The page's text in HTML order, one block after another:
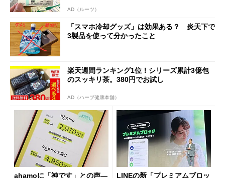
AD（ルーツ）
「スマホ冷却グッズ」は効果ある？ 炎天下で
3製品を使って分かったこと
楽天週間ランキング1位！シリーズ累計3億包
のスッキリ茶。380円でお試し
AD（ハーブ健康本舗）
ahamoに「神です」との声― LINEの新「プレミアムブロッ